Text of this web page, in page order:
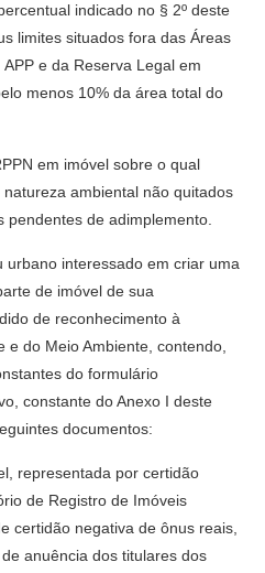
indicado no § 2º deste
limites situados fora das Áreas
APP e da Reserva Legal em
menos 10% da área total do
em imóvel sobre o qual
ambiental não quitados
de adimplemento.
urbano interessado em criar uma
de imóvel de sua
de reconhecimento à
e do Meio Ambiente, contendo,
do formulário
constante do Anexo I deste
documentos:
representada por certidão
de Registro de Imóveis
certidão negativa de ônus reais,
anuência dos titulares dos